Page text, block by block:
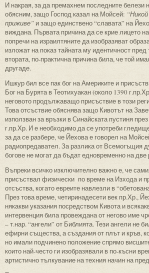
И накрая, за да премахнем последните
обясним, защо Господ казал на Мойсей:
приживе” и защо единствено “славата” на
виждана. Първата причина да се крие лицето
попречи на израилтяните да изобразяват
изложат на показ тайната му идентичност пред
втората, по-практична причина била, че той
другаде.
Ишкур бил все пак бог на Америките и
Бог на Бурята в Теотихуакан (около 1390
неговото продължаващо присъствие в този
Това отсъствие обяснява защо Кивотът на
използван за връзки в Синайската пустиня
г.пр.Хр. И е необходимо да се употреби
за да се разбере, че Йехова е говорел на
радиопредавател. За разлика от Всемогъщия
богове не могат да бъдат едновременно на две
Въпреки всичко изключително важно е, че
присъствал физически по време на Изхода и
отсъства, когато евреите навлезли в
През това време, четиринадесети век пр.Хр.,
някакви указания посредством Кивота и
интервенция била провеждана от негово име
– т.нар. “ангели” от Библията. Тези ангели не
ефирни същества, а създания от плът и кръв,
но имали подчинено положение спрямо
които най-често ги изобразявали в по-късни
артистично тълкувание на техния начин на